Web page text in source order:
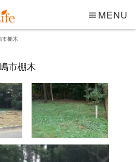
MENU
市棚木
市棚木